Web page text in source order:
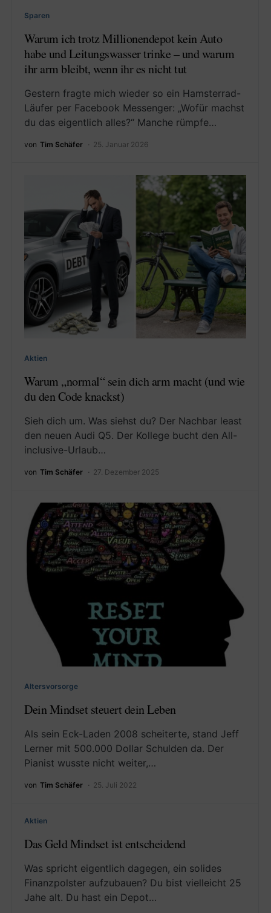
Sparen
Warum ich trotz Millionendepot kein Auto
habe und Leitungswasser trinke – und warum
ihr arm bleibt, wenn ihr es nicht tut
Gestern fragte mich wieder so ein Hamsterrad-
Läufer per Facebook Messenger: „Wofür machst
du das eigentlich alles?“ Manche rümpfe…
von Tim Schäfer 25. Januar 2026
Aktien
Warum „normal“ sein dich arm macht (und wie
du den Code knackst)
Sieh dich um. Was siehst du? Der Nachbar least
den neuen Audi Q5. Der Kollege bucht den All-
inclusive-Urlaub…
von Tim Schäfer 27. Dezember 2025
Altersvorsorge
Dein Mindset steuert dein Leben
Als sein Eck-Laden 2008 scheiterte, stand Jeff
Lerner mit 500.000 Dollar Schulden da. Der
Pianist wusste nicht weiter,…
von Tim Schäfer 25. Juli 2022
Aktien
Das Geld Mindset ist entscheidend
Was spricht eigentlich dagegen, ein solides
Finanzpolster aufzubauen? Du bist vielleicht 25
Jahe alt. Du hast ein Depot…